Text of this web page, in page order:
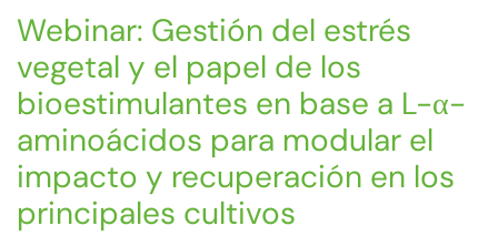
Webinar: Gestión del estrés
vegetal y el papel de los
bioestimulantes en base a L-α-
aminoácidos para modular el
impacto y recuperación en los
principales cultivos